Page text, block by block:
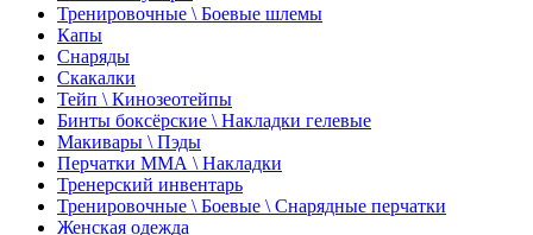
Тренировочные \ Боевые шлемы
Капы
Снаряды
Скакалки
Тейп \ Кинозеотейпы
Бинты боксёрские \ Накладки гелевые
Макивары \ Пэды
Перчатки ММА \ Накладки
Тренерский инвентарь
Тренировочные \ Боевые \ Снарядные перчатки
Женская одежда